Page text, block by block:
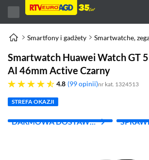
Smartfony i gadżety Smartwatche,
Smartwatch Huawei Watch GT
AI 46mm Active Czarny
4.8
4.8 gwiazdek 99 opinii nr kat. 1324513
STREFA OKAZJI
DARMOWA DOSTAWA